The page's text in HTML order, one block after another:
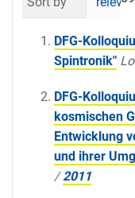
DFG-
Spintronik"
DFG-
kosmischen
Entwicklung
und ihrer
/2011